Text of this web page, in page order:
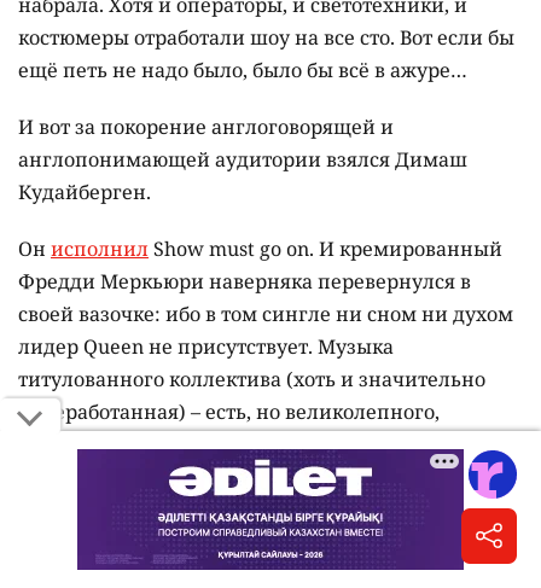
костюмеры отработали шоу на все сто. Вот если бы
ещё петь не надо было, было бы всё в ажуре…
И вот за покорение англоговорящей и
англопонимающей аудитории взялся Димаш
Кудайберген.
Он исполнилShow must go on. И кремированный
Фредди Меркьюри наверняка перевернулся в
своей вазочке: ибо в том сингле ни сном ни духом
лидер Queen не присутствует. Музыка
титулованного коллектива (хоть и значительно
переработанная) – есть, но великолепного,
артикулированного, чёткого произношения
Фредди – нет и близко.
Моё тренированное ухо препода не обманешь:
abandoned places Димаш подменил на about these